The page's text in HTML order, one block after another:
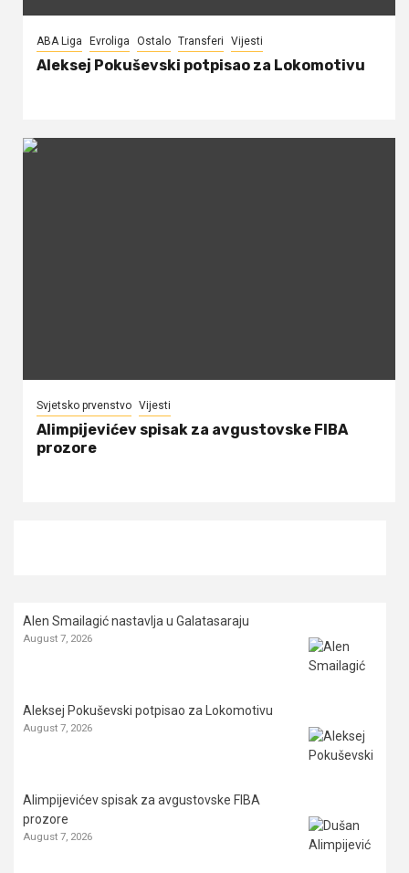
ABA Liga Evroliga Ostalo Transferi Vijesti
Aleksej Pokuševski potpisao za Lokomotivu
Svjetsko prvenstvo Vijesti
Alimpijevićev spisak za avgustovske FIBA
prozore
Alen Smailagić nastavlja u Galatasaraju
August 7, 2026
Aleksej Pokuševski potpisao za Lokomotivu
August 7, 2026
Alimpijevićev spisak za avgustovske FIBA
prozore
August 7, 2026